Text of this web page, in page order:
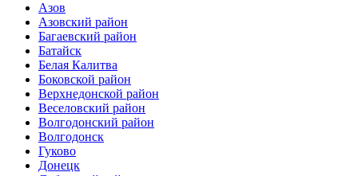
Азов
Азовский район
Багаевский район
Батайск
Белая Калитва
Боковской район
Верхнедонской район
Веселовский район
Волгодонский район
Волгодонск
Гуково
Донецк